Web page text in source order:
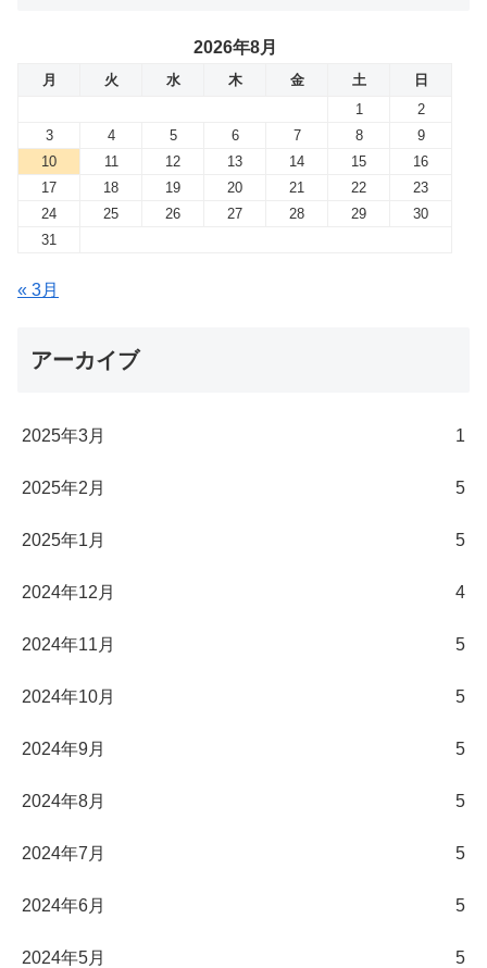
2026年8月
月 火 水 木 金 土
日
1
2
3
4 5 6 7 8
9
10
11 12 13 14 15
16
17
18 19 20 21 22
23
24
25 26 27 28 29
30
31
« 3月
アーカイブ
2025年3月 1
2025年2月 5
2025年1月 5
2024年12月 4
2024年11月 5
2024年10月 5
2024年9月 5
2024年8月 5
2024年7月 5
2024年6月 5
2024年5月 5